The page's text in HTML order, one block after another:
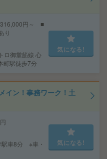
円～ ■
り
ロ御堂筋線 心
町駅徒歩7分
気になる!
イン！事務ワーク！土
駅車8分 ※車・
気になる!